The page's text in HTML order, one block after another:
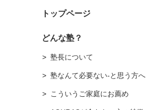
トップページ
どんな塾？
塾長について
塾なんて必要ない-と思う方へ
こういうご家庭にお薦め